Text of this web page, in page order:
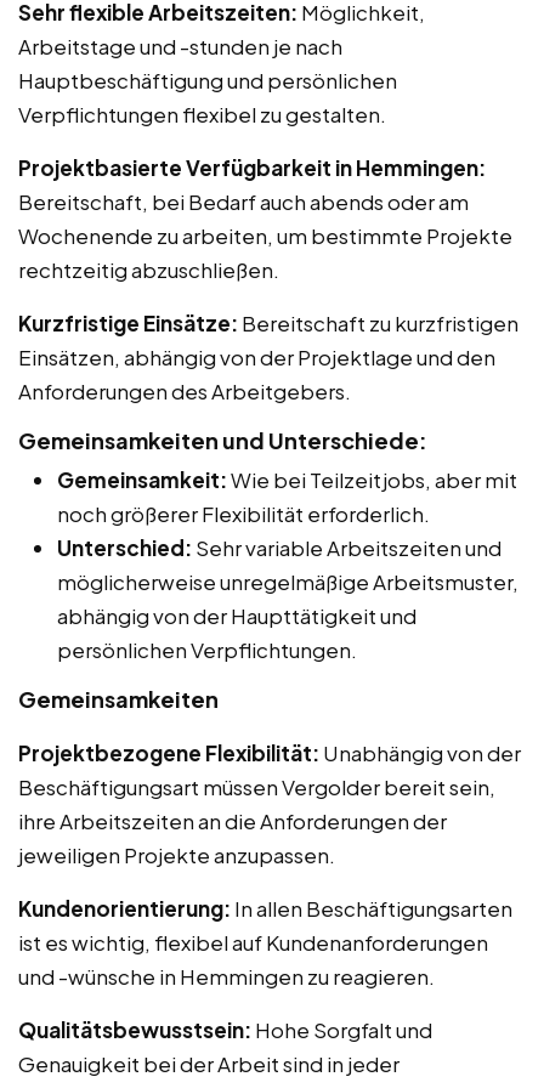
Sehr flexible Arbeitszeiten: Möglichkeit,
Arbeitstage und -stunden je nach
Hauptbeschäftigung und persönlichen
Verpflichtungen flexibel zu gestalten.
Projektbasierte Verfügbarkeit in Hemmingen:
Bereitschaft, bei Bedarf auch abends oder am
Wochenende zu arbeiten, um bestimmte Projekte
rechtzeitig abzuschließen.
Kurzfristige Einsätze: Bereitschaft zu kurzfristigen
Einsätzen, abhängig von der Projektlage und den
Anforderungen des Arbeitgebers.
Gemeinsamkeiten und Unterschiede:
Gemeinsamkeit:Wie bei Teilzeitjobs, aber mit
noch größerer Flexibilität erforderlich.
Unterschied: Sehr variable Arbeitszeiten und
möglicherweise unregelmäßige Arbeitsmuster,
abhängig von der Haupttätigkeit und
persönlichen Verpflichtungen.
Gemeinsamkeiten
Projektbezogene Flexibilität: Unabhängig von der
Beschäftigungsart müssen Vergolder bereit sein,
ihre Arbeitszeiten an die Anforderungen der
jeweiligen Projekte anzupassen.
Kundenorientierung: In allen Beschäftigungsarten
ist es wichtig, flexibel auf Kundenanforderungen
und -wünsche in Hemmingen zu reagieren.
Qualitätsbewusstsein: Hohe Sorgfalt und
Genauigkeit bei der Arbeit sind in jeder